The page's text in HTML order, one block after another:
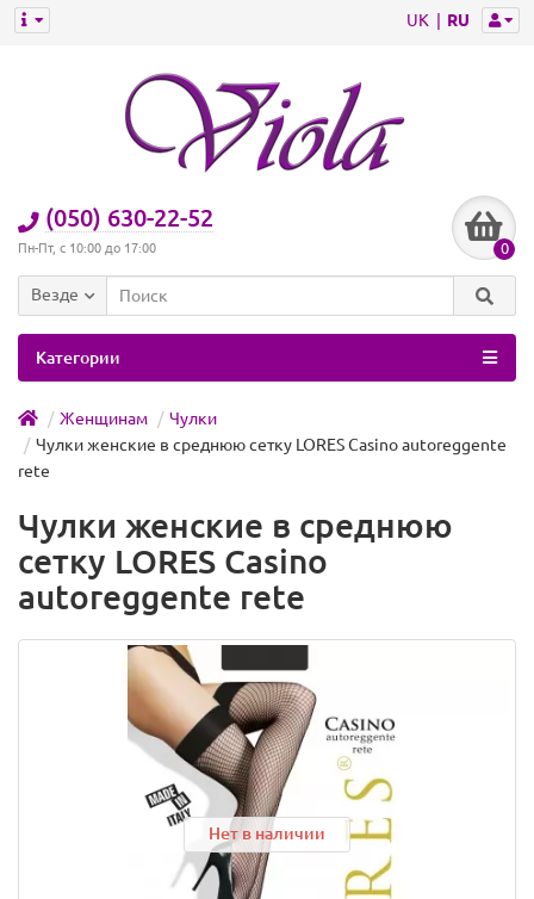
UK RU
(050) 630-22-52
Пн-Пт, с 10:00 до 17:00 0
Везде
Категории
Женщинам
Чулки
Чулки женские в среднюю сетку LORES Casino autoreggente
rete
Чулки женские в среднюю
сетку LORES Casino
autoreggente rete
Нет в наличии